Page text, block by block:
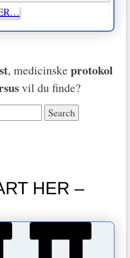
, medicinske protokol
vil du finde?
HER –